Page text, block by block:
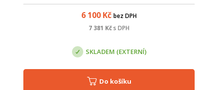
6 100 Kč bez DPH
7 381 Kčs DPH
SKLADEM (EXTERNÍ)
Do košíku